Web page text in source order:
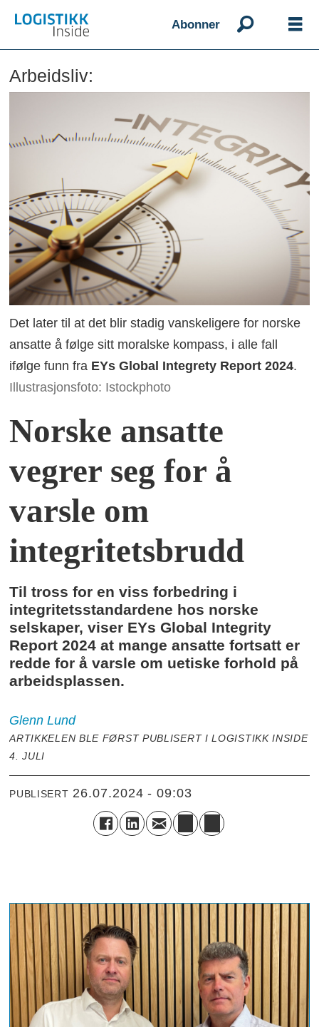
Abonner
Arbeidsliv:
Det later til at det blir stadig vanskeligere for norske
ansatte å følge sitt moralske kompass, i alle fall
ifølge funn fra EYs Global Integrety Report 2024.
Illustrasjonsfoto: Istockphoto
Norske ansatte
vegrer seg for å
varsle om
integritetsbrudd
Til tross for en viss forbedring i
integritetsstandardene hos norske
selskaper, viser EYs Global Integrity
Report 2024 at mange ansatte fortsatt er
redde for å varsle om uetiske forhold på
arbeidsplassen.
Glenn Lund
ARTIKKELEN BLE FØRST PUBLISERT I LOGISTIKK INSIDE
4. JULI
PUBLISERT 26.07.2024 - 09:03